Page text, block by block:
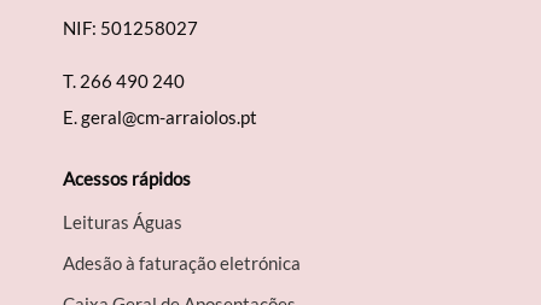
NIF: 501258027
T. 266 490 240
E.geral@cm-arraiolos.pt
Acessos rápidos
Leituras Águas
Adesão à faturação eletrónica